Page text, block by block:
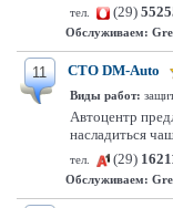
тел. (29)
Обслуживаем:
11 СТО DM-Auto
Виды работ:
Автоцентр
насладиться
тел.
(29)
Обслуживаем: